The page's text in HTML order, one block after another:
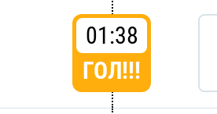
01:38
ГОЛ!!!